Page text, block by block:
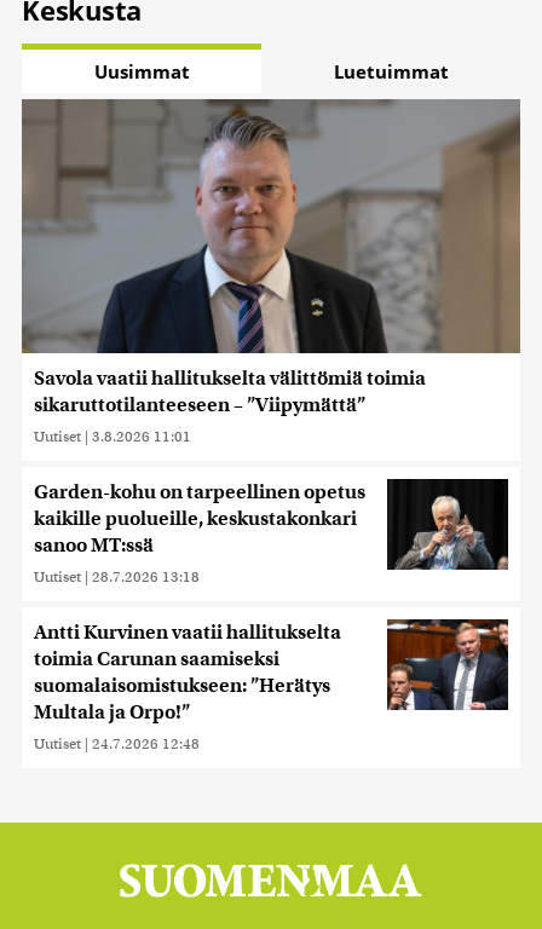
Keskusta
Uusimmat Luetuimmat
Savola vaatii hallitukselta välittömiä toimia
sikaruttotilanteeseen – ”Viipymättä”
Uutiset | 3.8.2026 11:01
Garden-kohu on tarpeellinen opetus
kaikille puolueille, keskustakonkari
sanoo MT:ssä
Uutiset | 28.7.2026 13:18
Antti Kurvinen vaatii hallitukselta
toimia Carunan saamiseksi
suomalaisomistukseen: ”Herätys
Multala ja Orpo!”
Uutiset | 24.7.2026 12:48